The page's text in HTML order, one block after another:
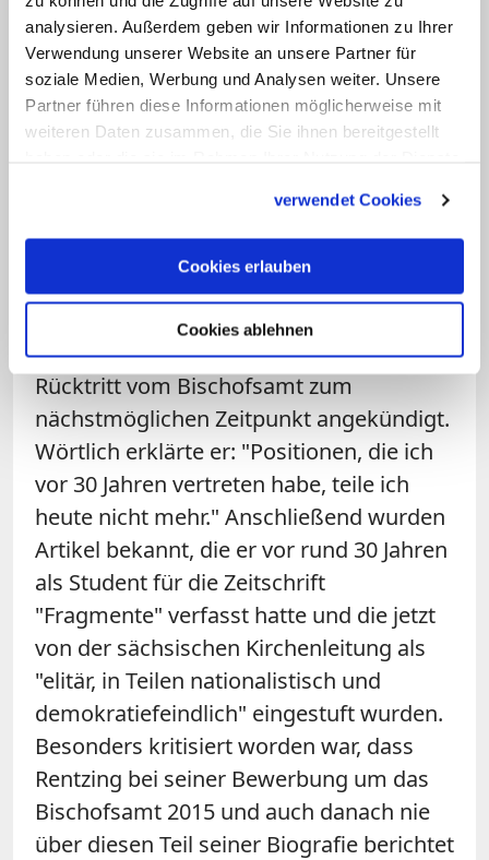
analysieren. Außerdem geben wir Informationen zu Ihrer
Verwendung unserer Website an unsere Partner für
soziale Medien, Werbung und Analysen weiter. Unsere
Partner führen diese Informationen möglicherweise mit
weiteren Daten zusammen, die Sie ihnen bereitgestellt
verwendet Cookies
Cookies erlauben
Cookies ablehnen
demonstrierten sie für den Verbleib
Rentzings im Amt. Ihm gehe es vor allem
"um die Einheit der Kirche", sagte der
Dresdener Rechtsanwalt Christoph von
hatte. Er war 2015 auch Mitgründer der
nach eigenen Angaben Ende 2015
verlassen.
Rentzing hatte am 11. Oktober seinen
Rücktritt vom Bischofsamt zum
nächstmöglichen Zeitpunkt angekündigt.
Wörtlich erklärte er: "Positionen, die ich
vor 30 Jahren vertreten habe, teile ich
heute nicht mehr." Anschließend wurden
Artikel bekannt, die er vor rund 30 Jahren
als Student für die Zeitschrift
"Fragmente" verfasst hatte und die jetzt
von der sächsischen Kirchenleitung als
"elitär, in Teilen nationalistisch und
demokratiefeindlich" eingestuft wurden.
Besonders kritisiert worden war, dass
Rentzing bei seiner Bewerbung um das
Bischofsamt 2015 und auch danach nie
über diesen Teil seiner Biografie berichtet